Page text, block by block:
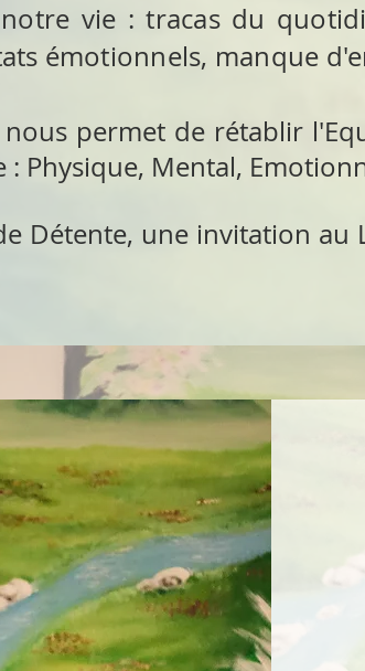
vie : tracas du
émotionnels, manque
nous permet de rétablir
: Physique, Mental,
Détente, une invitation au